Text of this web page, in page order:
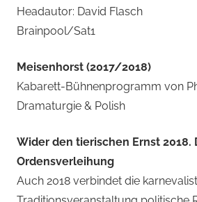
Headautor: David Flasch
Brainpool/Sat1
Meisenhorst (2017/2018)
Kabarett-Bühnenprogramm von
Dramaturgie & Polish
Wider den tierischen Ernst 2018.
Ordensverleihung
Auch 2018 verbindet die